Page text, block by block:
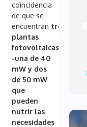
coincidencia
de que se
encuentran tres
plantas
fotovoltaicas
-una de 40
mW y dos
de 50 mW
que
pueden
nutrir las
necesidades